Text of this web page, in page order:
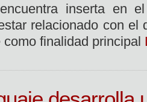
inserta en el
relacionado con el
finalidad principal